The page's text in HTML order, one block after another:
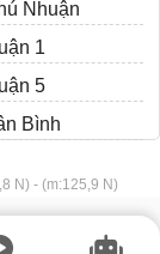
Nhuận
1
5
Bình
N) - (m:125,9 N)